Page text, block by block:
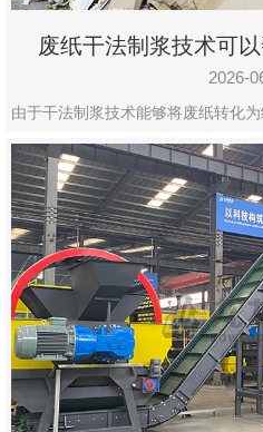
废纸干法制浆技术可
2026-
由于干法制浆技术能够将废纸转化